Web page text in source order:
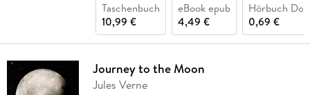
Taschenbuch
10,99 €
eBook epub
4,49 €
Hörbuch
0,69 €
Journey to the Moon
Jules Verne